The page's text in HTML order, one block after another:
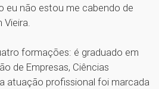
eu não estou me cabendo de
Vieira.
formações: é graduado em
de Empresas, Ciências
atuação profissional foi marcada